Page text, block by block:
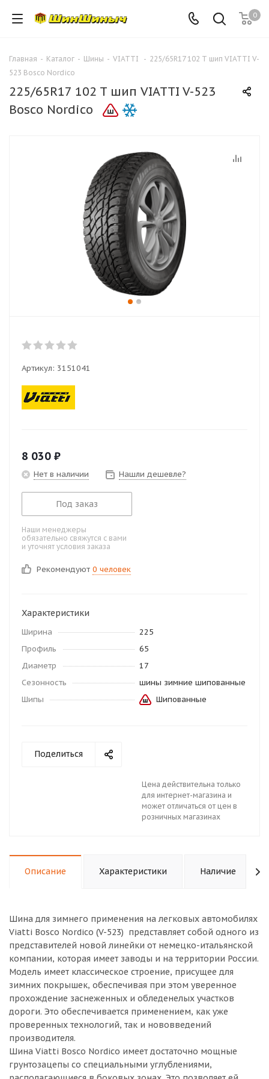
0
Главная - Каталог - Шины - VIATTI - 225/65R17 102 T шип VIATTI V-
523 Bosco Nordico
225/65R17 102 T шип VIATTI V-523
Bosco Nordico
Артикул: 3151041
8 030 ₽
Нет в наличии Нашли дешевле?
Под заказ
Наши менеджеры
обязательно свяжутся с вами
и уточнят условия заказа
Рекомендуют 0 человек
Характеристики
Ширина
225
Профиль
65
Диаметр
17
Сезонность
шины зимние шипованные
Шипы
Шипованные
Поделиться
Цена действительна только
для интернет-магазина и
может отличаться от цен в
розничных магазинах
Описание Характеристики Наличие
Шина для зимнего применения на легковых автомобилях
Viatti Bosco Nordico (V-523) представляет собой одного из
представителей новой линейки от немецко-итальянской
компании, которая имеет заводы и на территории России.
Модель имеет классическое строение, присущее для
зимних покрышек, обеспечивая при этом уверенное
прохождение заснеженных и обледенелых участков
дороги. Это обеспечивается применением, как уже
проверенных технологий, так и нововведений
производителя.
Шина Viatti Bosco Nordico имеет достаточно мощные
грунтозацепы со специальными углублениями,